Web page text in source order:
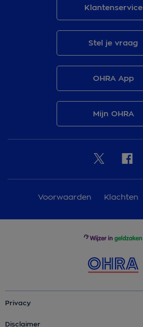
Klantenservice
Stel je vraag
OHRA App
Mijn OHRA
Voorwaarden Klachten
Privacy
Disclaimer